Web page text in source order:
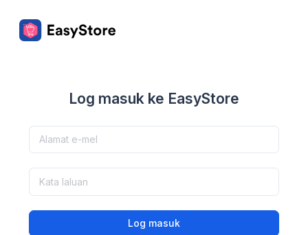
Log masuk ke EasyStore
Log masuk